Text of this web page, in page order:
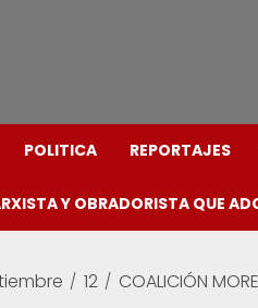
POLITICA REPORTAJES
Y OBRADORISTA QUE
12 COALICIÓN